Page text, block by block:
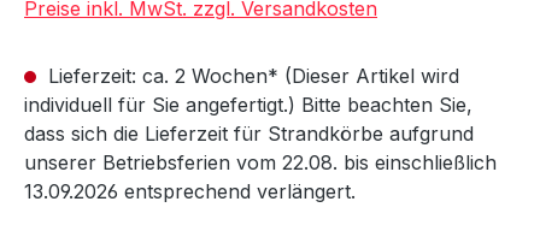
Preise inkl. MwSt. zzgl. Versandkosten
Lieferzeit: ca. 2 Wochen* (Dieser Artikel wird
individuell für Sie angefertigt.) Bitte beachten Sie,
dass sich die Lieferzeit für Strandkörbe aufgrund
unserer Betriebsferien vom 22.08. bis einschließlich
13.09.2026 entsprechend verlängert.